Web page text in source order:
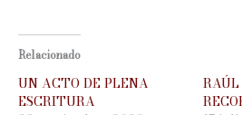
Relacionado
UN ACTO DE PLENA
ESCRITURA